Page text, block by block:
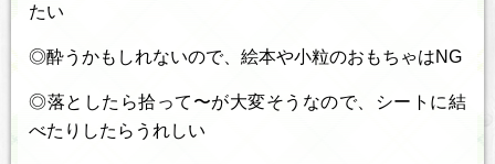
たい
◎酔うかもしれないので、絵本や小粒のおもちゃはNG
◎落としたら拾って〜が大変そうなので、シートに結
べたりしたらうれしい